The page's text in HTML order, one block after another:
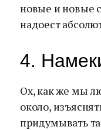
новые и новые
надоест
4.
Ох, как же мы
около,
придумывать